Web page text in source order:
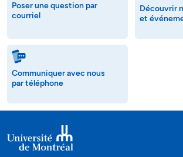
Poser une question par
courriel
Découvrir
et
Communiquer avec nous
par téléphone